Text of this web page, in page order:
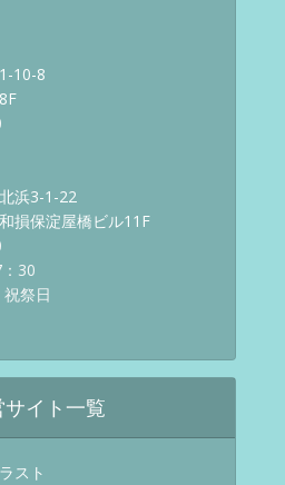
10-8
浜3-1-22
損保淀屋橋ビル11F
30
祭日
サイト一覧
スト